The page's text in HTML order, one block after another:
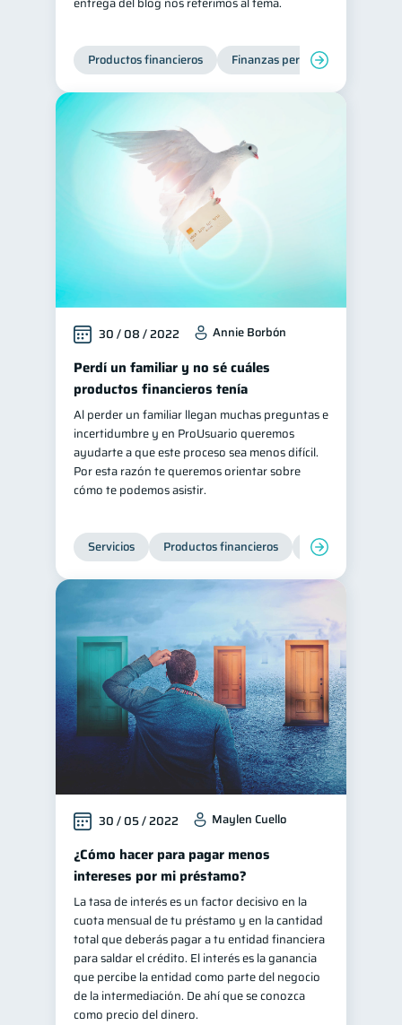
Tarjeta de crédito 6
Ciberseguridad 5
Derechos & Deberes 4
Superintendencia de Bancos
Vacaciones 2
Criptomonedas 2
Finanzas Personales 1
Educación Financiera
Mipymes
Retiro Doble sueldo
Gasto responsable
información financiera 1
Productos financieros Finanzas personales
30 / 08 / 2022 Annie Borbón
Perdí un familiar y no sé cuáles
productos financieros tenía
Al perder un familiar llegan muchas preguntas e
incertidumbre y en ProUsuario queremos
ayudarte a que este proceso sea menos difícil.
Por esta razón te queremos orientar sobre
cómo te podemos asistir.
Servicios Productos financieros Inclusión
30 / 05 / 2022 Maylen Cuello
¿Cómo hacer para pagar menos
intereses por mi préstamo?
La tasa de interés es un factor decisivo en la
cuota mensual de tu préstamo y en la cantidad
total que deberás pagar a tu entidad financiera
para saldar el crédito. El interés es la ganancia
que percibe la entidad como parte del negocio
de la intermediación. De ahí que se conozca
como precio del dinero.